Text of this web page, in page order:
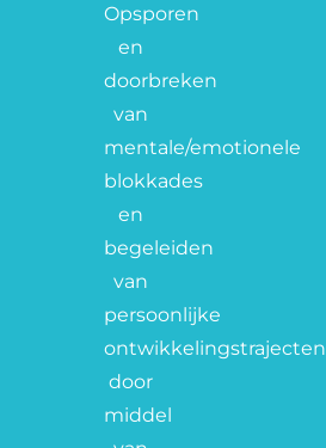
Opsporen
en
doorbreken
van
mentale/emotionele
blokkades
en
begeleiden
van
persoonlijke
ontwikkelingstrajecten
door
middel